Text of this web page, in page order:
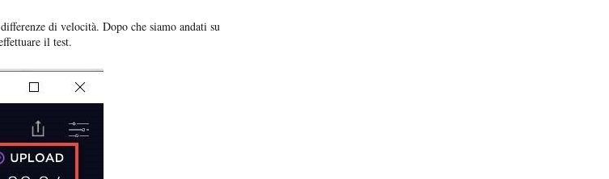
di velocità. Dopo che siamo andati su
il test.